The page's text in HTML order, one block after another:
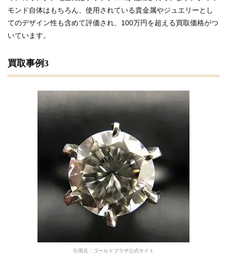
モンド自体はもちろん、使用されている貴金属やジュエリーとし
てのデザイン性も含めて評価され、100万円を超える買取価格がつ
いています。
買取事例3
引用元：ゴールドプラザ公式サイト